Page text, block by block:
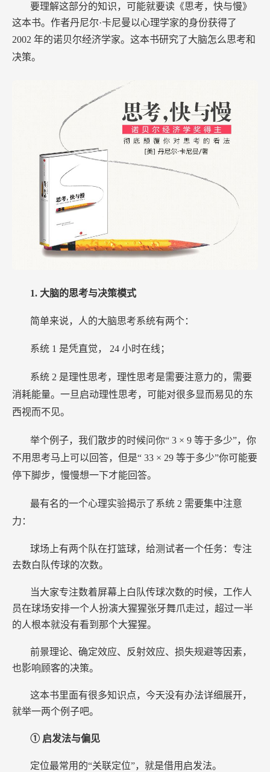
要理解这部分的知识，可能就要读《思考，快与慢》
这本书。作者丹尼尔·卡尼曼以心理学家的身份获得了
2002 年的诺贝尔经济学家。这本书研究了大脑怎么思考和
决策。
1. 大脑的思考与决策模式
简单来说，人的大脑思考系统有两个：
系统 1 是凭直觉， 24小时在线；
系统 2 是理性思考，理性思考是需要注意力的，需要
消耗能量。一旦启动理性思考，可能对很多显而易见的东
西视而不见。
举个例子，我们散步的时候问你“3 ×9等于多少”，你
不用思考马上可以回答，但是“ 33 × 29 等于多少”你可能要
停下脚步，慢慢想一下才能回答。
最有名的一个心理实验揭示了系统 2 需要集中注意
力：
球场上有两个队在打篮球，给测试者一个任务：专注
去数白队传球的次数。
当大家专注数着屏幕上白队传球次数的时候，工作人
员在球场安排一个人扮演大猩猩张牙舞爪走过，超过一半
的人根本就没有看到那个大猩猩。
前景理论、确定效应、反射效应、损失规避等因素，
也影响顾客的决策。
这本书里面有很多知识点，今天没有办法详细展开，
就举一两个例子吧。
① 启发法与偏见
定位最常用的“关联定位”，就是借用启发法。